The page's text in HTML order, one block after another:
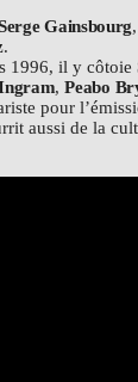
Gainsbourg
.
1996, il y côtoie
,Peabo
pour
aussi de la